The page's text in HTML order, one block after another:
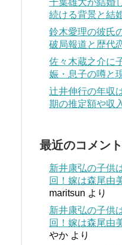
千葉雄大が結婚
続ける背景と結
鈴木愛理の彼氏
破局報道と歴代
佐々木蔵之介に
娠・息子の噂と
辻井伸行の年収
期の推定額や収
最近のコメント
新井康弘の子供
回！嫁は森尾由
maritsun より
新井康弘の子供
回！嫁は森尾由
やか より